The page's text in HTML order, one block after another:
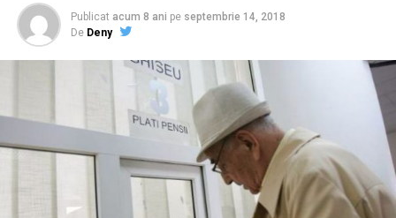
Publicat acum 8 ani pe septembrie 14, 2018
De Deny